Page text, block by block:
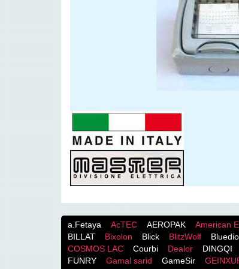
a.Fetaya AcTEC AEROPAK American
BILLAT
Bixolon Blick BlitzWolf Bluedio
COSMOS LACֹ
Courbi Dealor DINGQI
FUNRY
Gamal sarid GameSir